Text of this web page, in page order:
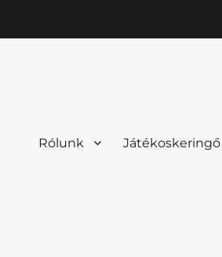
Rólunk Játékoskeringő